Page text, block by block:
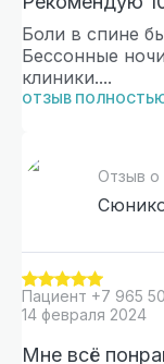
Боли в спине
Бессонные
клиники....
ОТЗЫВ
Отзыв о
Пациент +7 965
14 февраля 2024
Мне всё